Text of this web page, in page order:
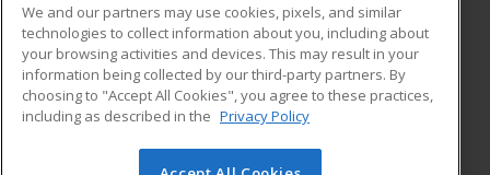
ADDITIONAL RESOURCES
Military
Financial Assistance
Help
Student Blog
We and our partners may use cookies, pixels, and similar
technologies to collect information about you, including about
your browsing activities and devices. This may result in your
information being collected by our third-party partners. By
choosing to "Accept All Cookies", you agree to these practices,
including as described in the Privacy Policy